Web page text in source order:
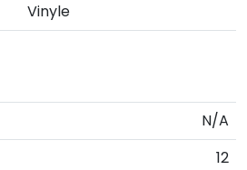
Vinyle
N/A
12